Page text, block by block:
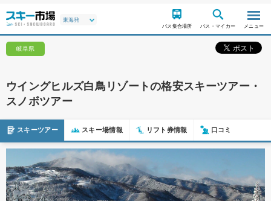
バス集合場所 バス・マイカー メニュー
岐阜県
ウイングヒルズ白鳥リゾートの格安スキーツアー・
スノボツアー
スキーツアー スキー場情報 リフト券情報 口コミ